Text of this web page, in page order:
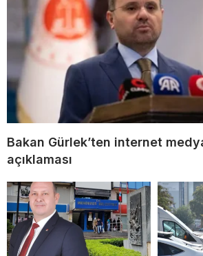
Bakan Gürlek’ten internet
açıklaması